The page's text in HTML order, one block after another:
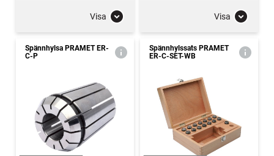
Visa Visa
Spännhylsa PRAMET ER-
C-P
Spännhylssats PRAMET
ER-C-SET-WB